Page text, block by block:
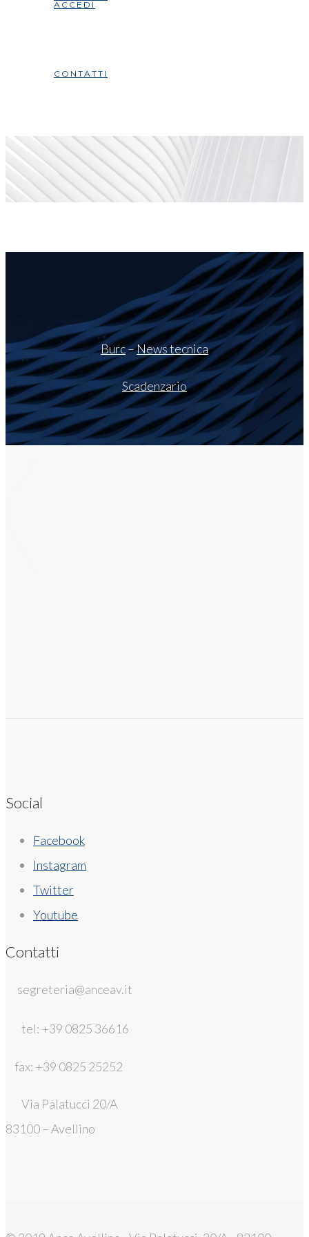
ACCEDI
CONTATTI
Burc–News tecnica
Scadenzario
Social
Facebook
Instagram
Twitter
Youtube
Contatti
segreteria@anceav.it
tel: +39 0825 36616
fax: +39 0825 25252
Via Palatucci 20/A
83100 – Avellino